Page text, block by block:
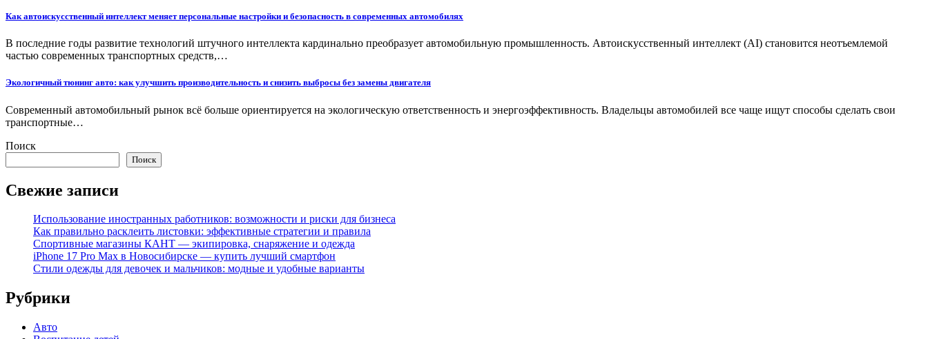
Как автоискусственный интеллект меняет персональные настройки и безопасность в современных автомобилях
В последние годы развитие технологий штучного интеллекта кардинально преобразует автомобильную промышленность. Автоискусственный интеллект (AI) становится неотъемлемой
частью современных транспортных средств,…
Экологичный тюнинг авто: как улучшить производительность и снизить выбросы без замены двигателя
Современный автомобильный рынок всё больше ориентируется на экологическую ответственность и энергоэффективность. Владельцы автомобилей все чаще ищут способы сделать свои
транспортные…
Поиск
Поиск
Свежие записи
Использование иностранных работников: возможности и риски для бизнеса
Как правильно расклеить листовки: эффективные стратегии и правила
Спортивные магазины КАНТ — экипировка, снаряжение и одежда
iPhone 17 Pro Max в Новосибирске — купить лучший смартфон
Стили одежды для девочек и мальчиков: модные и удобные варианты
Рубрики
Авто